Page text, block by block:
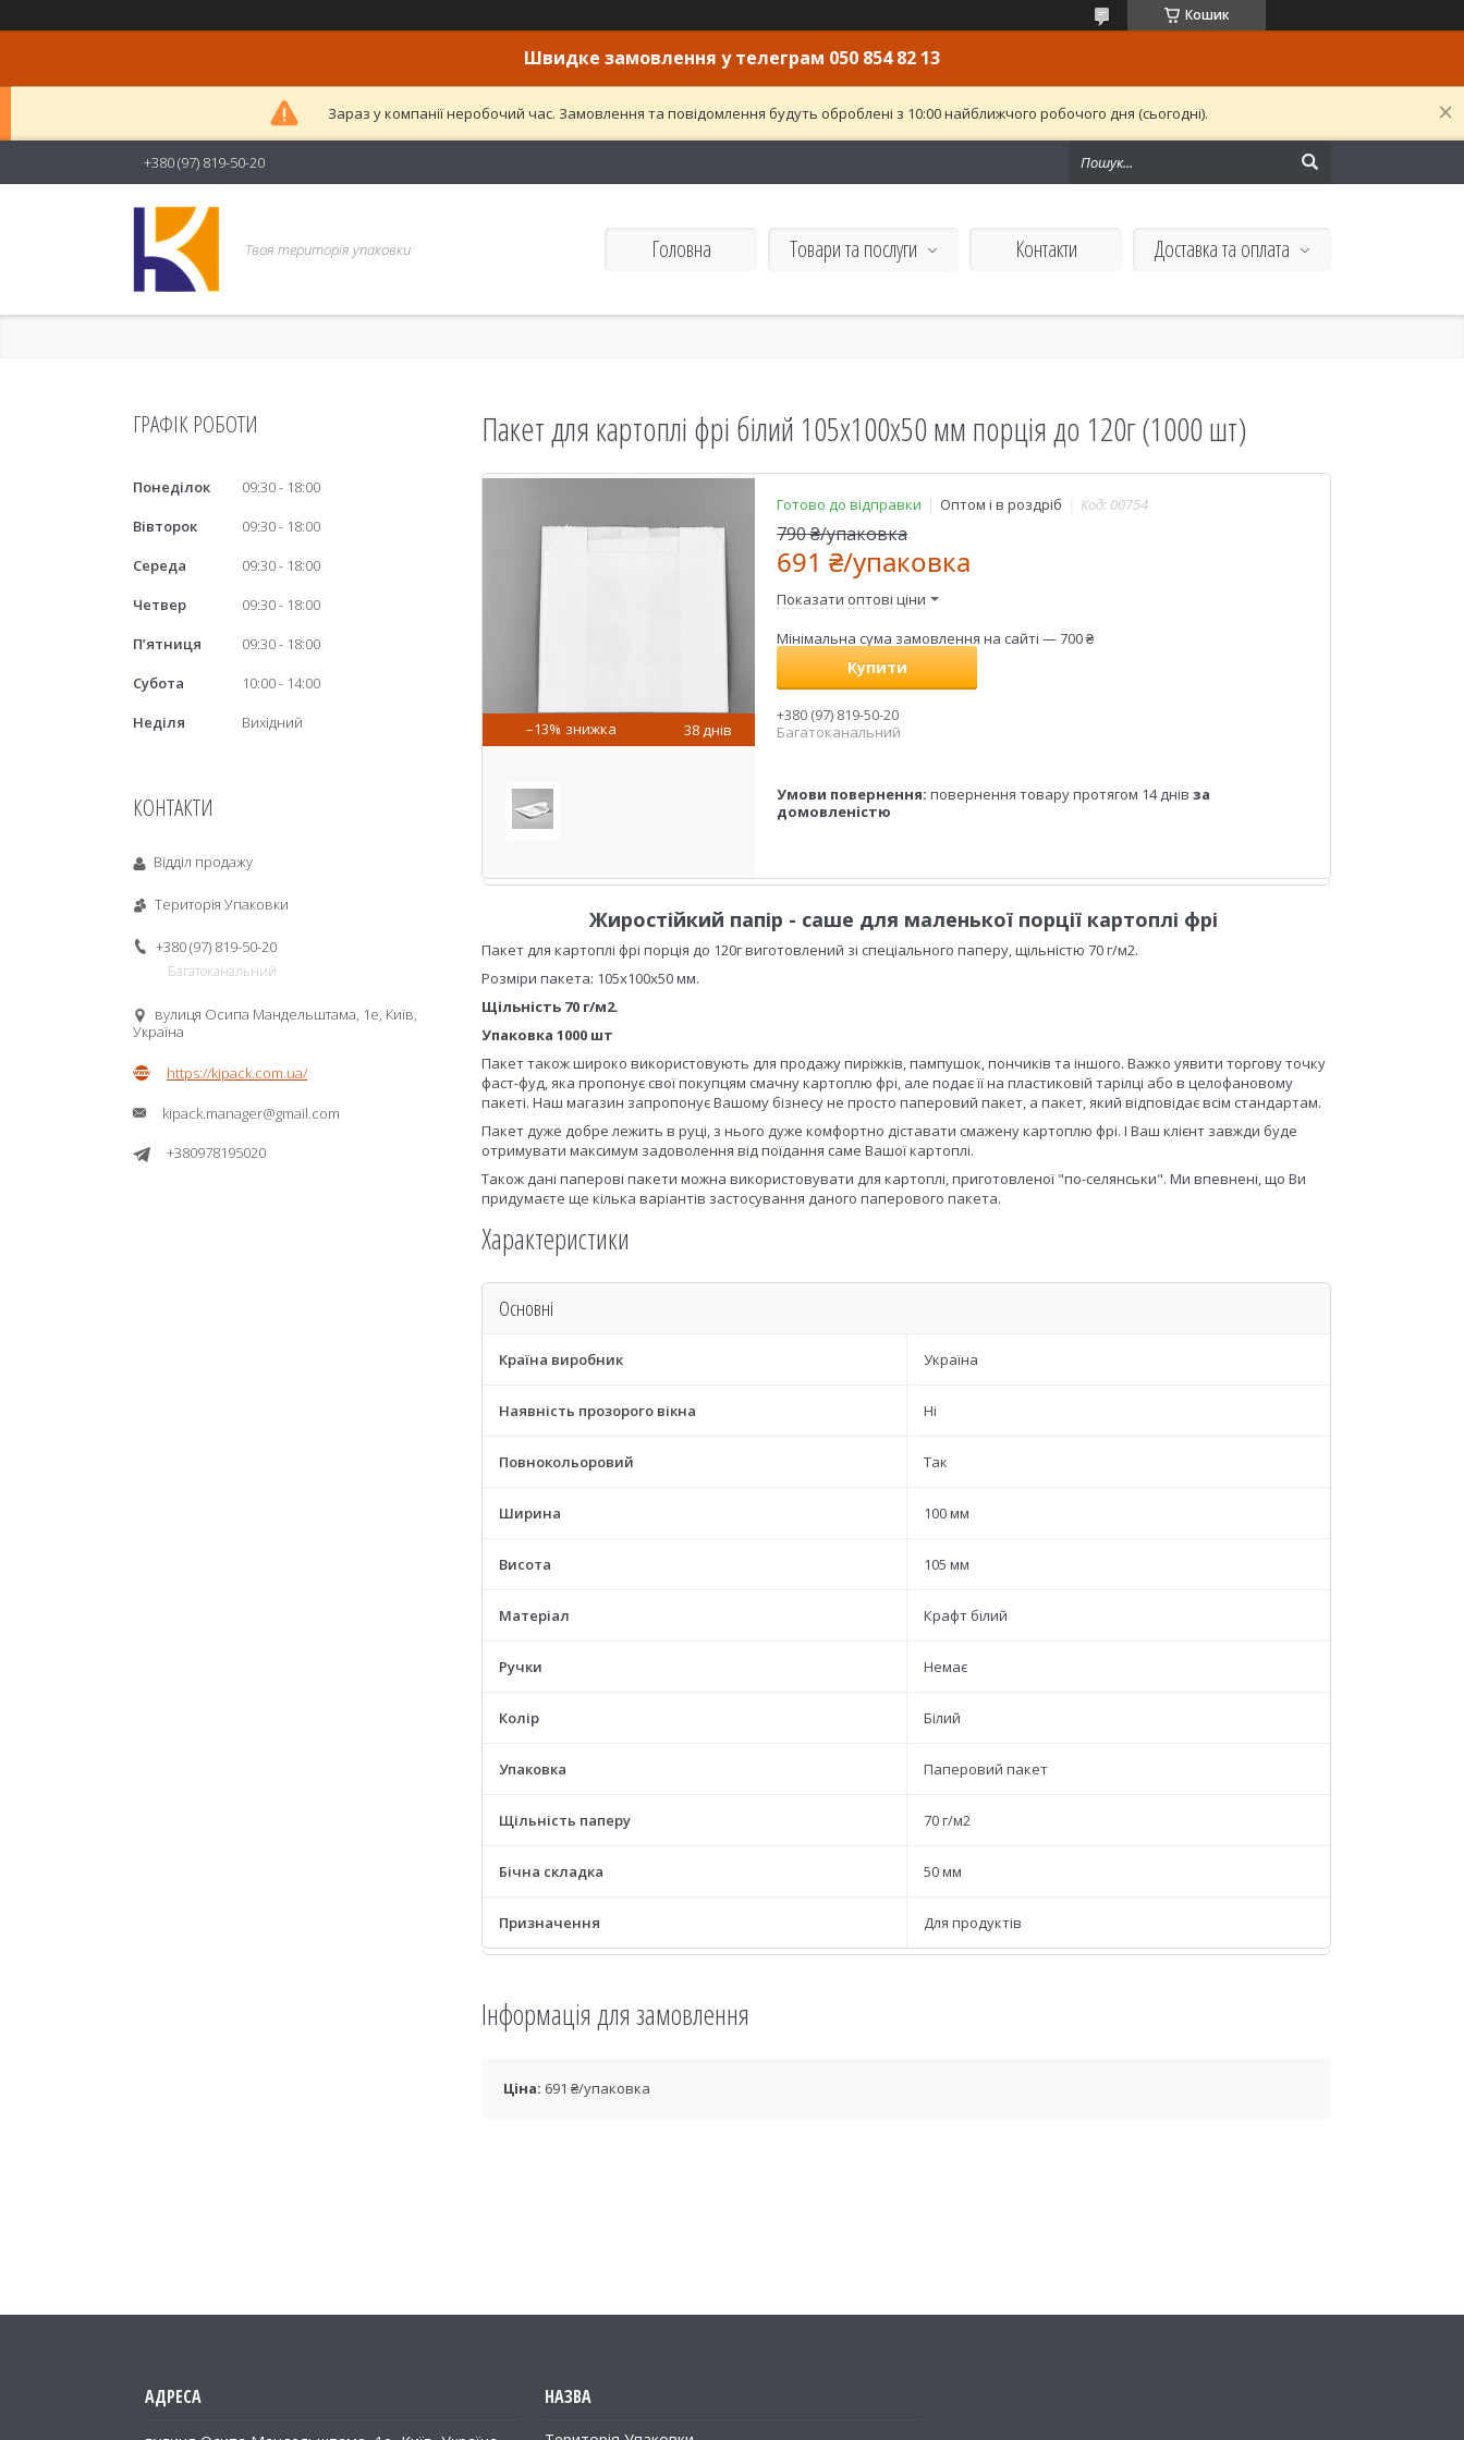
Кошик
Швидке замовлення у телеграм 050 854 82 13
Зараз у компанії неробочий час. Замовлення та повідомлення будуть оброблені з 10:00 найближчого робочого дня (сьогодні).
+380 (97) 819-50-20
Твоя територія упаковки Головна Товари та послуги Контакти Доставка та оплата
Пакет для картоплі фрі білий 105х100х50 мм порція до 120г (1000 шт)
–13% 38 днів
Готово до відправки Оптом і в роздріб Код: 00754
790 ₴/упаковка
691 ₴/упаковка
Показати оптові ціни
Мінімальна сума замовлення на сайті — 700 ₴
Купити
+380 (97) 819-50-20
Багатоканальний
повернення товару протягом 14 днів за
домовленістю
Жиростійкий папір - саше для маленької порції картоплі фрі
Пакет для картоплі фрі порція до 120г виготовлений зі спеціального паперу, щільністю 70 г/м2.
Розміри пакета: 105х100х50 мм.
Щільність 70 г/м2.
Упаковка 1000 шт
Пакет також широко використовують для продажу пиріжків, пампушок, пончиків та іншого. Важко уявити торгову точку
фаст-фуд, яка пропонує свої покупцям смачну картоплю фрі, але подає її на пластиковій тарілці або в целофановому
пакеті. Наш магазин запропонує Вашому бізнесу не просто паперовий пакет, а пакет, який відповідає всім стандартам.
Пакет дуже добре лежить в руці, з нього дуже комфортно діставати смажену картоплю фрі. І Ваш клієнт завжди буде
отримувати максимум задоволення від поїдання саме Вашої картоплі.
Також дані паперові пакети можна використовувати для картоплі, приготовленої "по-селянськи". Ми впевнені, що Ви
придумаєте ще кілька варіантів застосування даного паперового пакета.
Характеристики
Основні
Країна виробник Україна
Наявність прозорого вікна Ні
Повнокольоровий Так
Ширина 100 мм
Висота 105 мм
Матеріал Крафт білий
Ручки Немає
Колір Білий
Упаковка Паперовий пакет
Щільність паперу 70 г/м2
Бічна складка 50 мм
Призначення Для продуктів
Інформація для замовлення
Ціна: 691 ₴/упаковка
ГРАФІК РОБОТИ
Понеділок 09:30
18:00
Вівторок
09:30
18:00
Середа
09:30
18:00
Четвер
09:30
18:00
Пʼятниця
09:30
18:00
Субота
10:00
14:00
Неділя
Вихідний
КОНТАКТИ
Відділ продажу
Територія Упаковки
+380 (97) 819-50-20
Багатоканальний
вулиця Осипа Мандельштама, 1е, Київ,
Україна
https://kipack.com.ua/
kipack.manager@gmail.com
+380978195020